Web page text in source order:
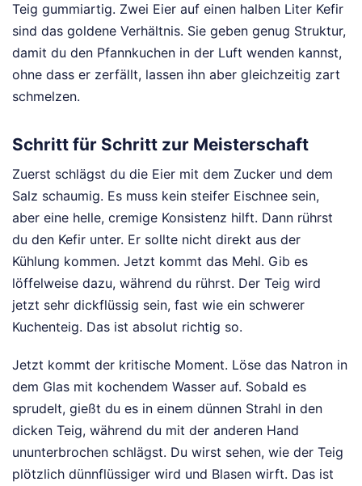
Teig gummiartig. Zwei Eier auf einen halben Liter Kefir
sind das goldene Verhältnis. Sie geben genug Struktur,
damit du den Pfannkuchen in der Luft wenden kannst,
ohne dass er zerfällt, lassen ihn aber gleichzeitig zart
schmelzen.
Schritt für Schritt zur Meisterschaft
Zuerst schlägst du die Eier mit dem Zucker und dem
Salz schaumig. Es muss kein steifer Eischnee sein,
aber eine helle, cremige Konsistenz hilft. Dann rührst
du den Kefir unter. Er sollte nicht direkt aus der
Kühlung kommen. Jetzt kommt das Mehl. Gib es
löffelweise dazu, während du rührst. Der Teig wird
jetzt sehr dickflüssig sein, fast wie ein schwerer
Kuchenteig. Das ist absolut richtig so.
Jetzt kommt der kritische Moment. Löse das Natron in
dem Glas mit kochendem Wasser auf. Sobald es
sprudelt, gießt du es in einem dünnen Strahl in den
dicken Teig, während du mit der anderen Hand
ununterbrochen schlägst. Du wirst sehen, wie der Teig
plötzlich dünnflüssiger wird und Blasen wirft. Das ist